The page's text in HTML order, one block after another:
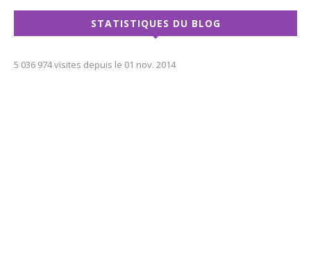
STATISTIQUES DU BLOG
5 036 974 visites depuis le 01 nov. 2014